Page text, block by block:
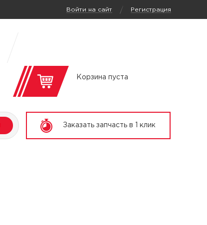
Войти на сайт / Регистрация
Корзина пуста
Заказать запчасть в 1 клик